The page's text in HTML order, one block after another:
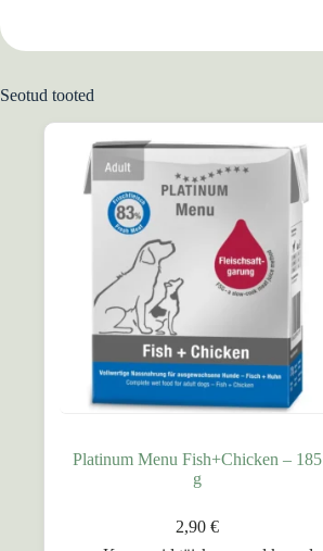
Seotud tooted
Platinum Menu Fish+Chicken – 185
g
2,90 €